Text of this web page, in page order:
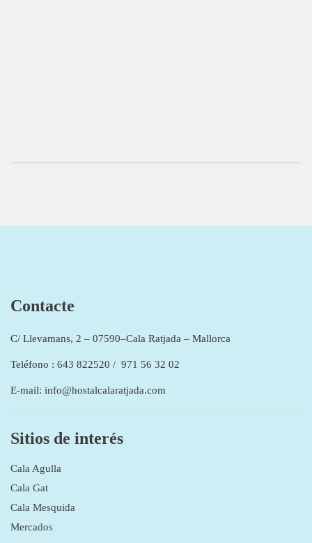
Contacte
C/ Llevamans, 2 – 07590–Cala Ratjada – Mallorca
Teléfono : 643 822520 / 971 56 32 02
E-mail: info@hostalcalaratjada.com
Sitios de interés
Cala Agulla
Cala Gat
Cala Mesquida
Mercados